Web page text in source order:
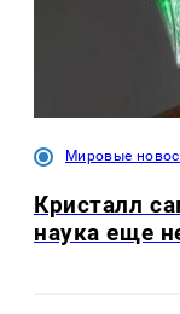
Мировые
Кристалл
наука еще